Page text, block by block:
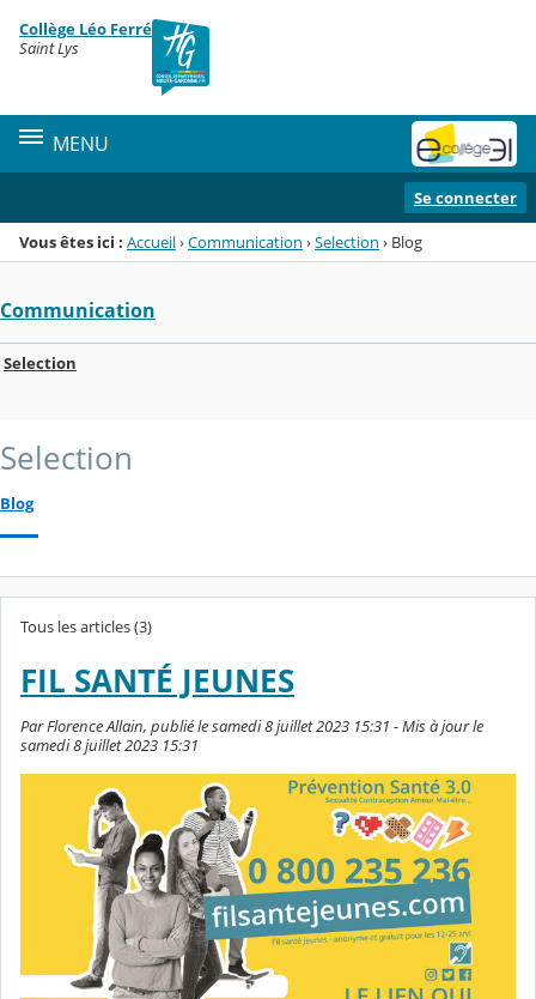
Menu de la rubrique
Contenu
Collège Léo Ferré
Saint Lys
MENU
Se connecter
Vous êtes ici : Accueil›Communication ›Selection › Blog
Communication
Selection
Selection
Blog
Tous les articles (3)
FIL SANTÉ JEUNES
Par Florence Allain, publié le samedi 8 juillet 2023 15:31 - Mis à jour le
samedi 8 juillet 2023 15:31